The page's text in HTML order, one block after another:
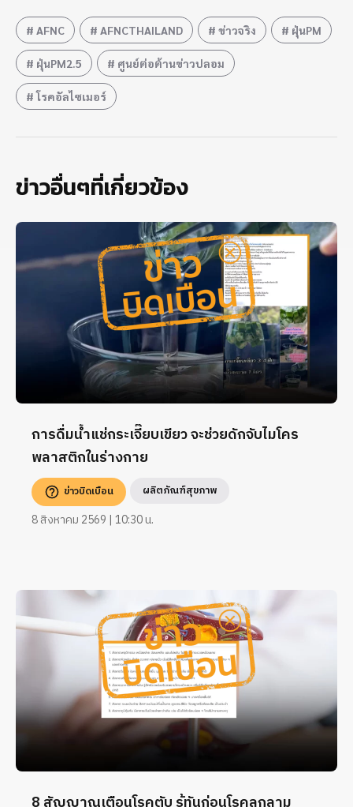
AFNC AFNCTHAILAND ข่าวจริง ฝุ่นPM
ฝุ่นPM2.5 ศูนย์ต่อต้านข่าวปลอม
โรคอัลไซเมอร์
ข่าวอื่นๆที่เกี่ยวข้อง
การดื่มน้ำแช่กระเจี๊ยบเขียว จะช่วยดักจับไมโคร
พลาสติกในร่างกาย
ข่าวบิดเบือน ผลิตภัณฑ์สุขภาพ
8 สิงหาคม 2569 | 10:30 น.